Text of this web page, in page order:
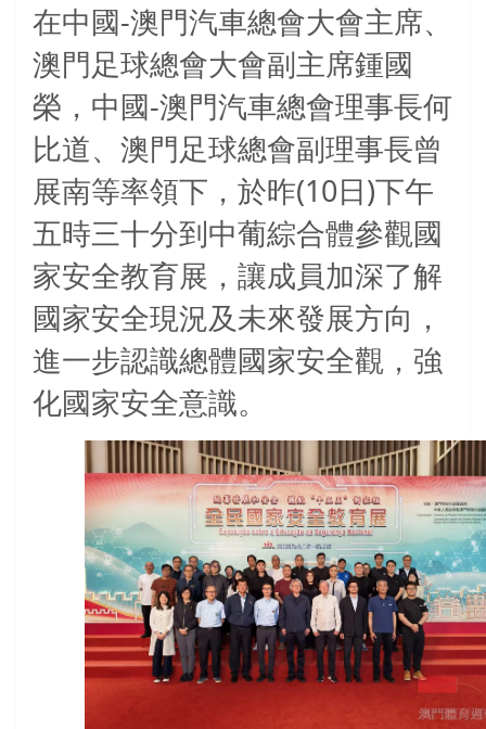
在中國 -澳門汽車總會大會主席、
澳門足球總會大會副主席鍾國
榮，中國 -澳門汽車總會理事長何
比道、澳門足球總會副理事長曾
展南等率領下，於昨(10 日 )下午
五時三十分到中葡綜合體參觀國
家安全教育展，讓成員加深了解
國家安全現況及未來發展方向，
進一步認識總體國家安全觀，強
化國家安全意識。